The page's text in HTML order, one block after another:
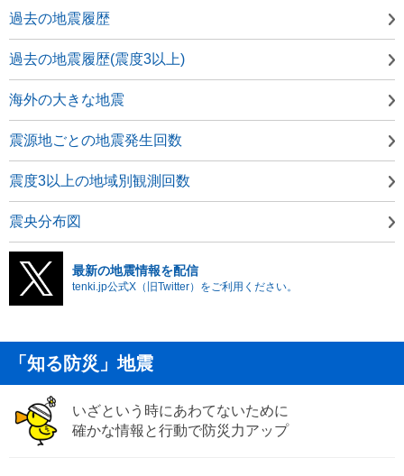
過去の地震履歴
過去の地震履歴(震度3以上)
海外の大きな地震
震源地ごとの地震発生回数
震度3以上の地域別観測回数
震央分布図
最新の地震情報を配信
tenki.jp公式X（旧Twitter）をご利用ください。
「知る防災」地震
いざという時にあわてないために
確かな情報と行動で防災力アップ